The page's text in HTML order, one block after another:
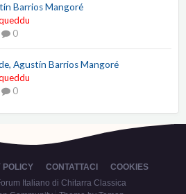
Barrios Mangoré
0
Agustín Barrios Mangoré
0
POLICY CONTATTACI
COOKIES
Italiano di Chitarra Classica